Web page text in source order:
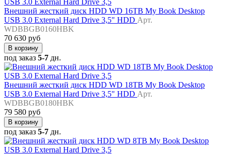
Внешний жесткий диск HDD WD 16TB My Book Desktop
USB 3.0 External Hard Drive 3,5" HDD Арт.
WDBBGB0160HBK
70 630 руб
В корзину
под заказ 5-7 дн.
Внешний жесткий диск HDD WD 18TB My Book Desktop
USB 3.0 External Hard Drive 3,5" HDD Арт.
WDBBGB0180HBK
79 580 руб
В корзину
под заказ 5-7 дн.